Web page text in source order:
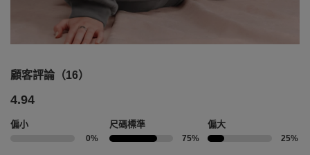
顧客評論（16）
4.94
偏小
0%
尺碼標準
75%
偏大
25%